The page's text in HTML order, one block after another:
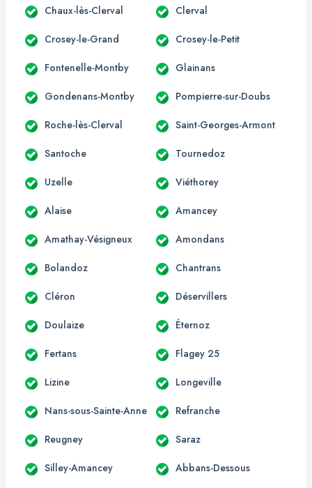
Chaux-lès-Clerval Clerval
Crosey-le-Grand Crosey-le-Petit
Fontenelle-Montby Glainans
Gondenans-Montby Pompierre-sur-Doubs
Roche-lès-Clerval Saint-Georges-Armont
Santoche Tournedoz
Uzelle Viéthorey
Alaise Amancey
Amathay-Vésigneux Amondans
Bolandoz Chantrans
Cléron Déservillers
Doulaize Éternoz
Fertans Flagey 25
Lizine Longeville
Nans-sous-Sainte-Anne Refranche
Reugney Saraz
Silley-Amancey Abbans-Dessous